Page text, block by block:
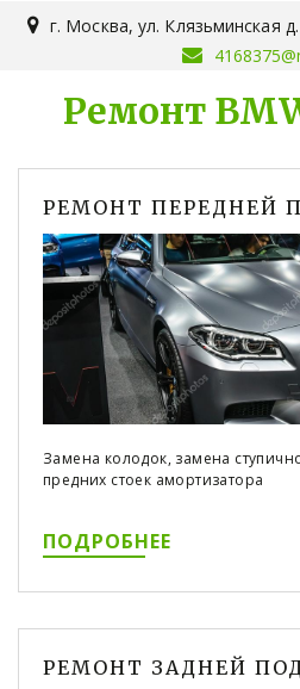
г. Москва,ул. Клязьминская
Ремонт
РЕМОНТ ПЕРЕДНЕЙ
Замена колодок, замена
предних стоек амортизатора
ПОДРОБНЕЕ
РЕМОНТ ЗАДНЕЙ